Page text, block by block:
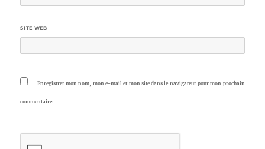
SITE WEB
Enregistrer mon nom, mon e-mail et mon site dans le navigateur pour mon prochain
commentaire.